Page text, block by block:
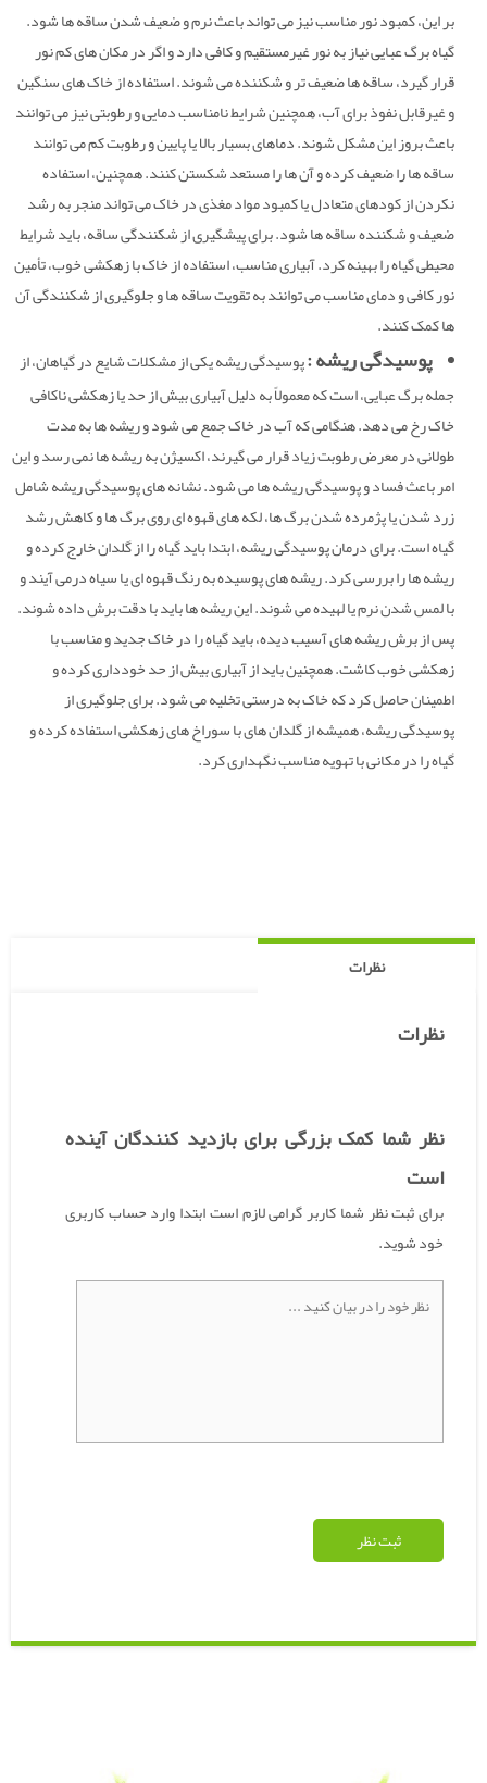
بر این، کمبود نور مناسب نیز می تواند باعث نرم و ضعیف شدن ساقه ها شود.
گیاه برگ عبایی نیاز به نور غیرمستقیم و کافی دارد و اگر در مکان های کم نور
قرار گیرد، ساقه ها ضعیف تر و شکننده می شوند. استفاده از خاک های سنگین
و غیرقابل نفوذ برای آب، همچنین شرایط نامناسب دمایی و رطوبتی نیز می توانند
باعث بروز این مشکل شوند. دماهای بسیار بالا یا پایین و رطوبت کم می توانند
ساقه ها را ضعیف کرده و آن ها را مستعد شکستن کنند. همچنین، استفاده
نکردن از کودهای متعادل یا کمبود مواد مغذی در خاک می تواند منجر به رشد
ضعیف و شکننده ساقه ها شود. برای پیشگیری از شکنندگی ساقه، باید شرایط
محیطی گیاه را بهینه کرد. آبیاری مناسب، استفاده از خاک با زهکشی خوب، تأمین
نور کافی و دمای مناسب می توانند به تقویت ساقه ها و جلوگیری از شکنندگی آن
ها کمک کنند.
پوسیدگی ریشه :پوسیدگی ریشه یکی از مشکلات شایع در گیاهان، از
جمله برگ عبایی، است که معمولاً به دلیل آبیاری بیش از حد یا زهکشی ناکافی
خاک رخ می دهد. هنگامی که آب در خاک جمع می شود و ریشه ها به مدت
طولانی در معرض رطوبت زیاد قرار می گیرند، اکسیژن به ریشه ها نمی رسد و این
امر باعث فساد و پوسیدگی ریشه ها می شود. نشانه های پوسیدگی ریشه شامل
زرد شدن یا پژمرده شدن برگ ها، لکه های قهوه ای روی برگ ها و کاهش رشد
گیاه است. برای درمان پوسیدگی ریشه، ابتدا باید گیاه را از گلدان خارج کرده و
ریشه ها را بررسی کرد. ریشه های پوسیده به رنگ قهوه ای یا سیاه درمی آیند و
با لمس شدن نرم یا لهیده می شوند. این ریشه ها باید با دقت برش داده شوند.
پس از برش ریشه های آسیب دیده، باید گیاه را در خاک جدید و مناسب با
زهکشی خوب کاشت. همچنین باید از آبیاری بیش از حد خودداری کرده و
اطمینان حاصل کرد که خاک به درستی تخلیه می شود. برای جلوگیری از
پوسیدگی ریشه، همیشه از گلدان های با سوراخ های زهکشی استفاده کرده و
گیاه را در مکانی با تهویه مناسب نگهداری کرد.
نظرات
نظرات
نظر شما کمک بزرگی برای بازدید کنندگان آینده
است
برای ثبت نظر شما کاربر گرامی لازم است ابتدا وارد حساب کاربری
خود شوید.
ثبت نظر